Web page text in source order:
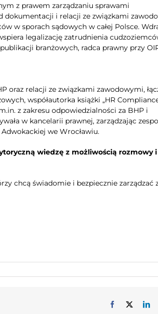
z prawem zarządzaniu sprawami
dokumentacji i relacji ze związkami
w sporach sądowych w całej Polsce.
legalizację zatrudnienia
branżowych, radca prawny przy
oraz relacji ze związkami zawodowymi,
współautorka książki „HR
z zakresu odpowiedzialności za BHP i
w kancelarii prawnej, zarządzając
we Wrocławiu.
wiedzę z możliwością rozmowy i
chcą świadomie i bezpiecznie zarządzać